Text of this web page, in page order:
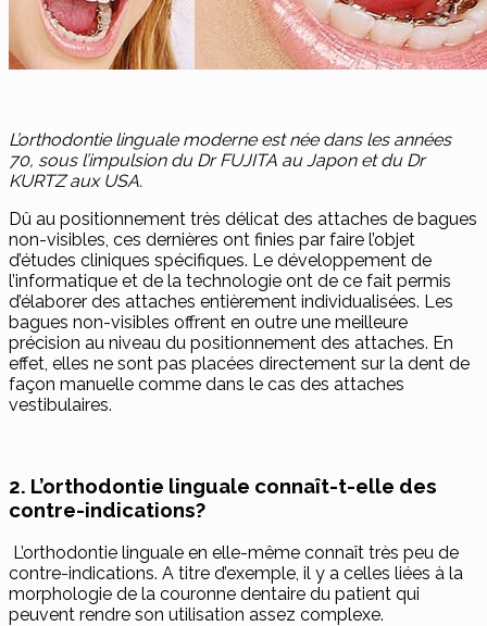
L’orthodontie linguale moderne est née dans les années
70, sous l’impulsion du Dr FUJITA au Japon et du Dr
KURTZ aux USA.
Dû au positionnement très délicat des attaches de bagues
non-visibles, ces dernières ont finies par faire l’objet
d’études cliniques spécifiques. Le développement de
l’informatique et de la technologie ont de ce fait permis
d’élaborer des attaches entièrement individualisées. Les
bagues non-visibles offrent en outre une meilleure
précision au niveau du positionnement des attaches. En
effet, elles ne sont pas placées directement sur la dent de
façon manuelle comme dans le cas des attaches
vestibulaires.
2. L’orthodontie linguale connaît-t-elle des
contre-indications?
L’orthodontie linguale en elle-même connaît très peu de
contre-indications. A titre d’exemple, il y a celles liées à la
morphologie de la couronne dentaire du patient qui
peuvent rendre son utilisation assez complexe.